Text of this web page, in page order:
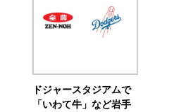
ドジャースタジアムで
「いわて牛」など岩手